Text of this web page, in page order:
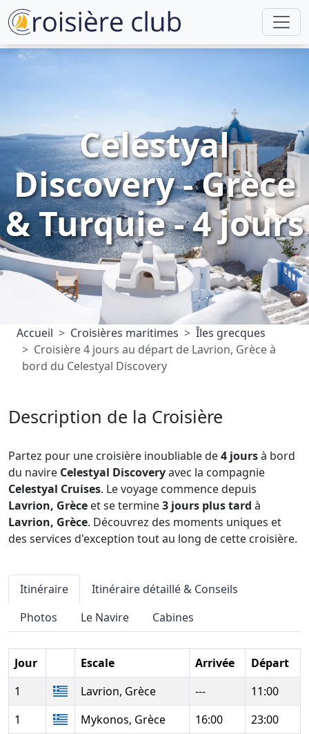
Celestyal
Discovery - Grèce
& Turquie - 4 jours
Accueil Croisières maritimes
Îles grecques
Croisière 4 jours au départ de Lavrion, Grèce à
bord du Celestyal Discovery
Description de la Croisière
Partez pour une croisière inoubliable de4 joursà bord
du navire Celestyal Discoveryavec la compagnie
Celestyal Cruises. Le voyage commence depuis
Lavrion, Grèce et se termine3 jours plus tard à
Lavrion, Grèce. Découvrez des moments uniques et
des services d'exception tout au long de cette croisière.
Itinéraire
Itinéraire détaillé & Conseils
Photos
Le Navire Cabines
Jour Escale Arrivée
Départ
1
Lavrion, Grèce ---
11:00
1
Mykonos, Grèce 16:00
23:00